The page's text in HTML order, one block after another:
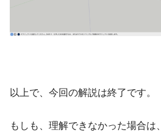
以上で、今回の解説は終了です。
もしも、理解できなかった場合は